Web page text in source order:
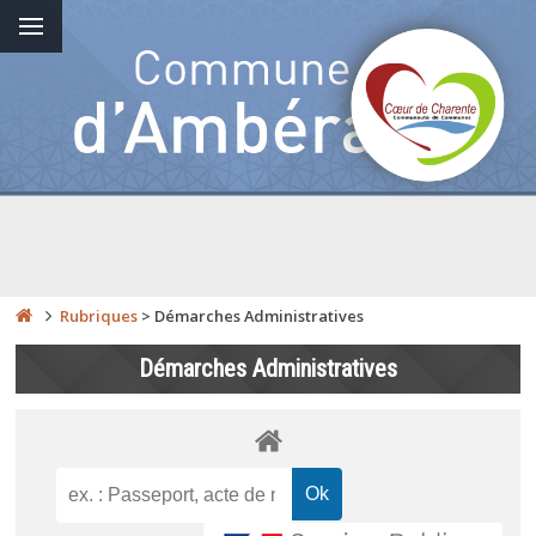
Rubriques > Démarches Administratives
Démarches Administratives